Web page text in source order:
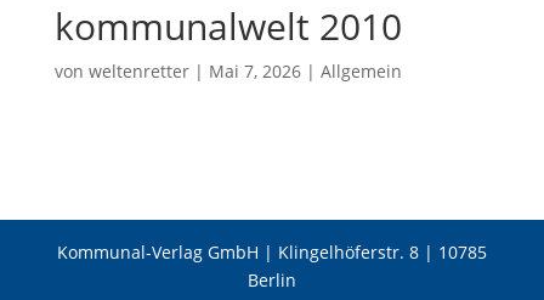
kommunalwelt 2010
von weltenretter| Mai 7, 2026| Allgemein
Kommunal-Verlag GmbH | Klingelhöferstr. 8 | 10785
Berlin